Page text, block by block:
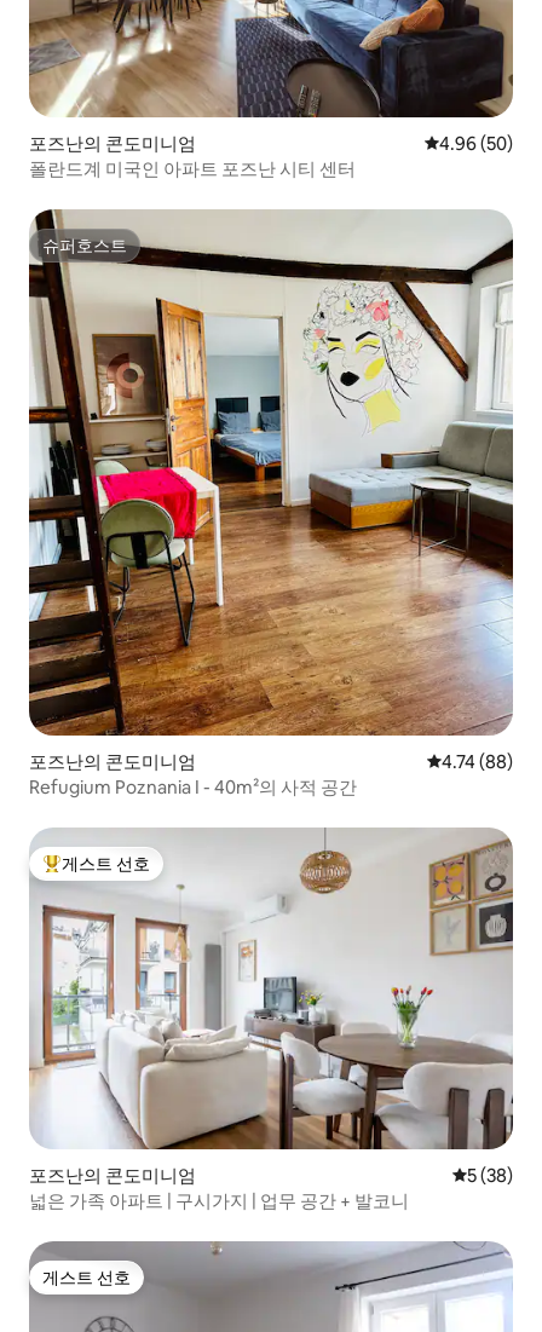
포즈난의 콘도미니엄 평점 4.96점(5
4.96 (50)
폴란드계 미국인 아파트 포즈난 시티 센터
슈퍼호스트
슈퍼호스트
포즈난의 콘도미니엄 평점 4.74점(5
4.74 (88)
Refugium Poznania I - 40m²의 사적 공간
상위 게스트 선호
게스트 선호
포즈난의 콘도미니엄 평점 5점(5
5 (38)
넓은 가족 아파트 | 구시가지 | 업무 공간 + 발코니
게스트 선호
게스트 선호